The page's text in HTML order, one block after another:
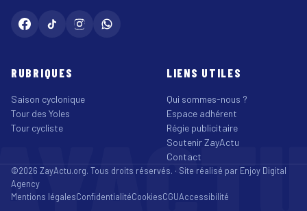
RUBRIQUES
Saison cyclonique
Tour des Yoles
Tour cycliste
LIENS UTILES
Qui sommes-nous ?
Espace adhérent
Régie publicitaire
Soutenir ZayActu
Contact
©2026 ZayActu.org. Tous droits réservés. · Site réalisé par Enjoy Digital
Agency
Mentions légalesConfidentialitéCookiesCGUAccessibilité